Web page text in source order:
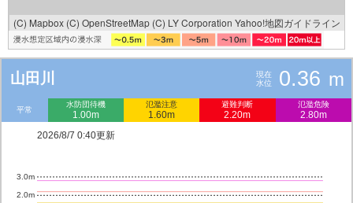
(C) Mapbox (C) OpenStreetMap (C) LY Corporation Yahoo!地図ガイドライン
山田川
現在
水位
0.36 m
平常
水防団待機
1.00m
氾濫注意
1.60m
避難判断
2.20m
氾濫危険
2.80m
2026/8/7 0:40更新
2.0m
3.0m